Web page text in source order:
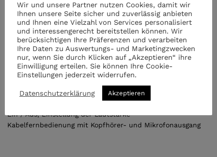
Subwoofer:
3“ (7,62 cm) Bass-Lautsprecher
Satellitenlautsprecher: 2,25“ (5,71 cm) Lautsprecher
Maße (BxHxT):
Subwoofer 130 x 155 x 180 mm
Satelliten 70 x 183 x 95 mm
Ein / Aus, Einstellung der Lautstärke
Kabelfernbedienung mit Kopfhörer- und Mikrofonausgang
Wir und unsere Partner nutzen Cookies, damit wir
Ihnen unsere Seite sicher und zuverlässig anbieten
und Ihnen eine Vielzahl von Services personalisiert
und interessengerecht bereitstellen können. Wir
berücksichtigen Ihre Präferenzen und verarbeiten
Ihre Daten zu Auswertungs- und Marketingzwecken
nur, wenn Sie durch Klicken auf „Akzeptieren“ ihre
Einwilligung erteilen. Sie können Ihre Cookie-
Einstellungen jederzeit widerrufen.
Datenschutzerklärung Akzeptieren